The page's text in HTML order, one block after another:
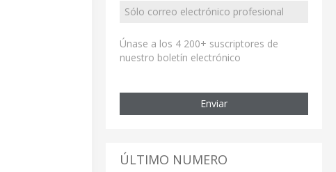
Únase a los 4 200+ suscriptores de
nuestro boletín electrónico
Enviar
ÚLTIMO NUMERO